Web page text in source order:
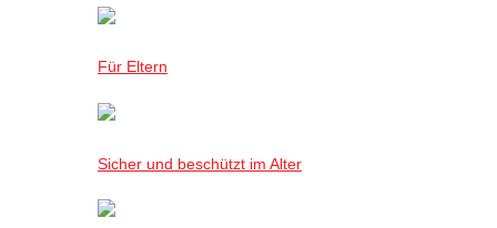
Für Eltern
Sicher und beschützt im Alter